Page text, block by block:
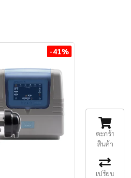
-41%
ตะกร้า
สินค้า
เปรียบ